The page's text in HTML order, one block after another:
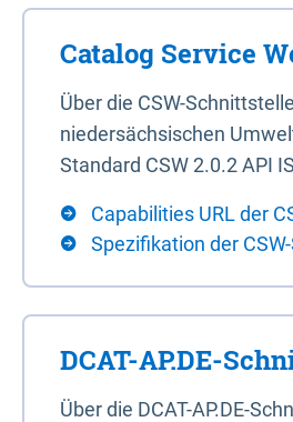
Catalog Service
Über die CSW-
niedersächsischen
Standard CSW 2.0.2 API
Capabilities URL der
Spezifikation der
DCAT-AP.DE-
Über die DCAT-AP.DE-